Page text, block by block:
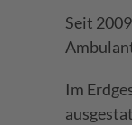
Seit
Im